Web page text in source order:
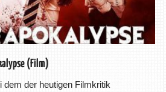
(Film)
dem der heutigen Filmkritik